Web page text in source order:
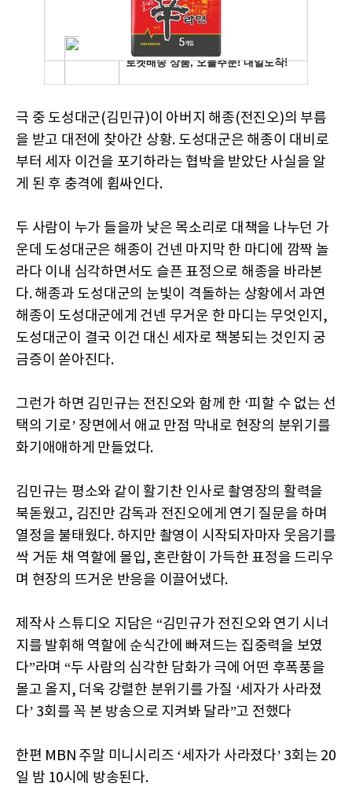
극 중 도성대군(김민규)이 아버지 해종(전진오)의 부름
을 받고 대전에 찾아간 상황. 도성대군은 해종이 대비로
부터 세자 이건을 포기하라는 협박을 받았단 사실을 알
게 된 후 충격에 휩싸인다.
두 사람이 누가 들을까 낮은 목소리로 대책을 나누던 가
운데 도성대군은 해종이 건넨 마지막 한 마디에 깜짝 놀
라다 이내 심각하면서도 슬픈 표정으로 해종을 바라본
다. 해종과 도성대군의 눈빛이 격돌하는 상황에서 과연
해종이 도성대군에게 건넨 무거운 한 마디는 무엇인지,
도성대군이 결국 이건 대신 세자로 책봉되는 것인지 궁
금증이 쏟아진다.
그런가 하면 김민규는 전진오와 함께 한 ‘피할 수 없는 선
택의 기로’ 장면에서 애교 만점 막내로 현장의 분위기를
화기애애하게 만들었다.
김민규는 평소와 같이 활기찬 인사로 촬영장의 활력을
북돋웠고, 김진만 감독과 전진오에게 연기 질문을 하며
열정을 불태웠다. 하지만 촬영이 시작되자마자 웃음기를
싹 거둔 채 역할에 몰입, 혼란함이 가득한 표정을 드리우
며 현장의 뜨거운 반응을 이끌어냈다.
제작사 스튜디오 지담은 “김민규가 전진오와 연기 시너
지를 발휘해 역할에 순식간에 빠져드는 집중력을 보였
다”라며 “두 사람의 심각한 담화가 극에 어떤 후폭풍을
몰고 올지, 더욱 강렬한 분위기를 가질 ‘세자가 사라졌
다’ 3회를 꼭 본 방송으로 지켜봐 달라”고 전했다
한편 MBN 주말 미니시리즈 ‘세자가 사라졌다’ 3회는 20
일 밤 10시에 방송된다.